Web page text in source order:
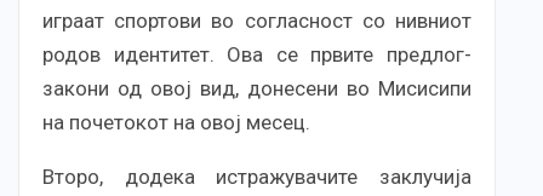
играат спортови во согласност со нивниот
родов идентитет. Ова се првите предлог-
закони од овој вид, донесени во Мисисипи
на почетокот на овој месец.
Второ, додека истражувачите заклучија